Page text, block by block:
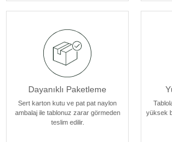
tasarlanmıştır.
Dayanıklı Paketleme
Sert karton kutu ve pat pat naylon
ambalaj ile tablonuz zarar görmeden
teslim edilir.
yüksek